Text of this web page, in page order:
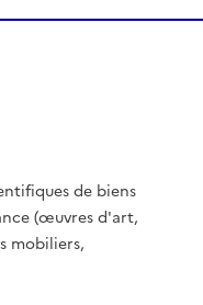
de biens
(œuvres d'art,
mobiliers,